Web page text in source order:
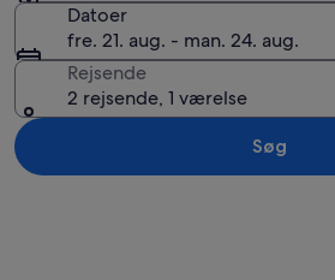
Datoer
fre. 21. aug. - man. 24. aug.
Rejsende
2 rejsende, 1 værelse
Søg